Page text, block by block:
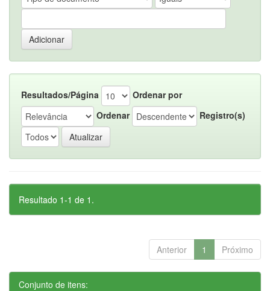
Resultados/Página
Ordenar por
Ordenar
Registro(s)
Resultado 1-1 de 1.
Anterior 1 Próximo
Conjunto de itens: